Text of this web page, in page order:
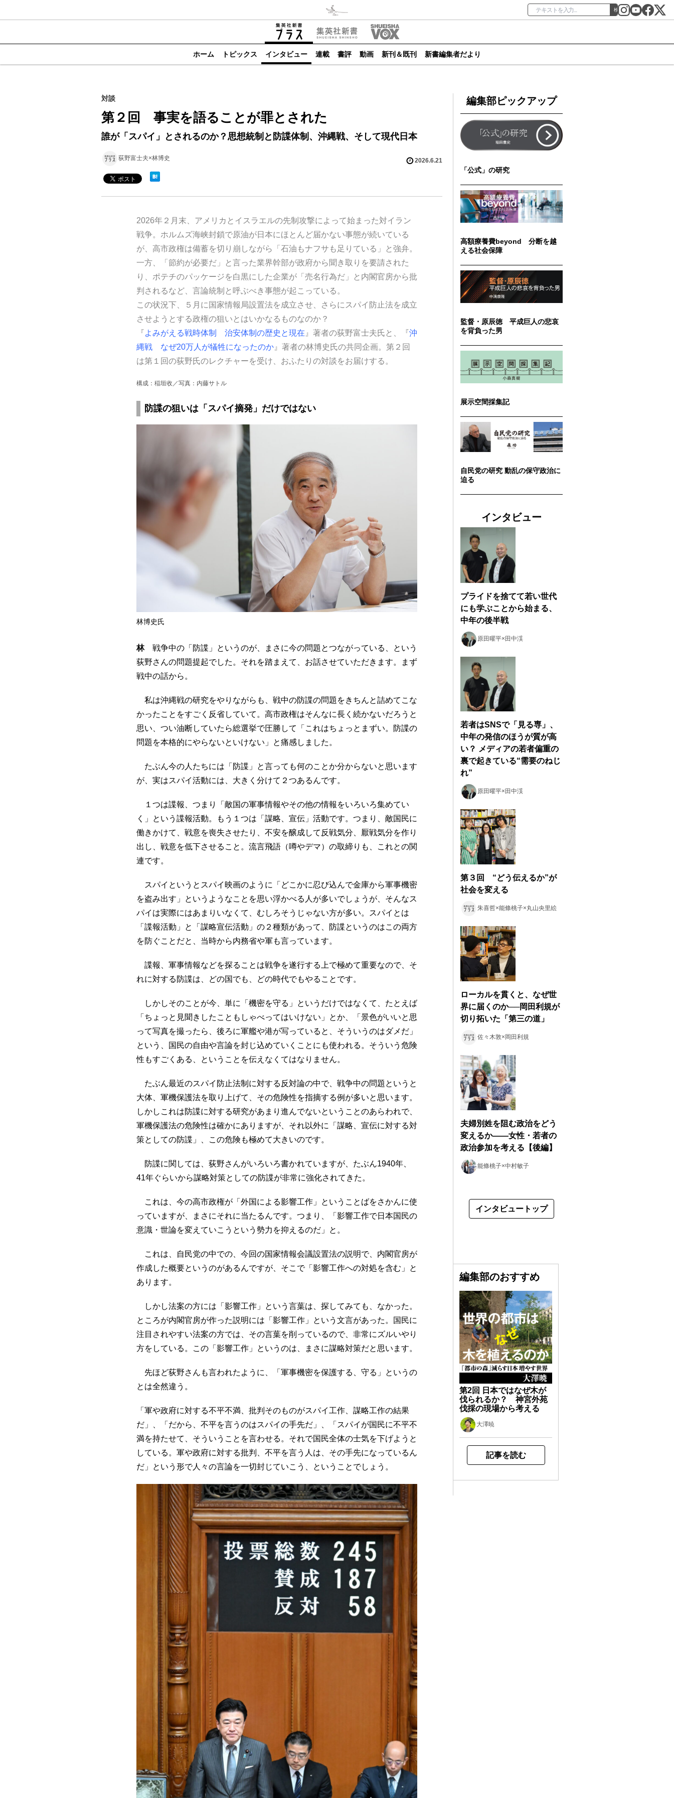
検索
ホーム トピックス インタビュー 連載 書評 動画 新刊＆既刊 新書編集者だより
対談
第２回 事実を語ることが罪とされた
誰が「スパイ」とされるのか？思想統制と防諜体制、沖縄戦、そして現代日本
荻野富士夫×林博史 2026.6.21
2026年２月末、アメリカとイスラエルの先制攻撃によって始まった対イラン
戦争。ホルムズ海峡封鎖で原油が日本にほとんど届かない事態が続いている
が、高市政権は備蓄を切り崩しながら「石油もナフサも足りている」と強弁。
一方、「節約が必要だ」と言った業界幹部が政府から聞き取りを要請された
り、ポテチのパッケージを白黒にした企業が「売名行為だ」と内閣官房から批
判されるなど、言論統制と呼ぶべき事態が起こっている。
この状況下、５月に国家情報局設置法を成立させ、さらにスパイ防止法を成立
させようとする政権の狙いとはいかなるものなのか？
『 よみがえる戦時体制 治安体制の歴史と現在 』著者の荻野富士夫氏と、『沖
縄戦 なぜ20万人が犠牲になったのか 』著者の林博史氏の共同企画。第２回
は第１回の荻野氏のレクチャーを受け、おふたりの対談をお届けする。
構成：稲垣收／写真：内藤サトル
防諜の狙いは「スパイ摘発」だけではない
林博史氏
林戦争中の「防諜」というのが、まさに今の問題とつながっている、という
荻野さんの問題提起でした。それを踏まえて、お話させていただきます。まず
戦中の話から。
私は沖縄戦の研究をやりながらも、戦中の防諜の問題をきちんと詰めてこな
かったことをすごく反省していて。高市政権はそんなに長く続かないだろうと
思い、つい油断していたら総選挙で圧勝して「これはちょっとまずい。防諜の
問題を本格的にやらないといけない」と痛感しました。
たぶん今の人たちには「防諜」と言っても何のことか分からないと思います
が、実はスパイ活動には、大きく分けて２つあるんです。
１つは諜報、つまり「敵国の軍事情報やその他の情報をいろいろ集めてい
く」という諜報活動。もう１つは「謀略、宣伝」活動です。つまり、敵国民に
働きかけて、戦意を喪失させたり、不安を醸成して反戦気分、厭戦気分を作り
出し、戦意を低下させること。流言飛語（噂やデマ）の取締りも、これとの関
連です。
スパイというとスパイ映画のように「どこかに忍び込んで金庫から軍事機密
を盗み出す」というようなことを思い浮かべる人が多いでしょうが、そんなス
パイは実際にはあまりいなくて、むしろそうじゃない方が多い。スパイとは
「諜報活動」と「謀略宣伝活動」の２種類があって、防諜というのはこの両方
を防ぐことだと、当時から内務省や軍も言っています。
諜報、軍事情報などを探ることは戦争を遂行する上で極めて重要なので、そ
れに対する防諜は、どの国でも、どの時代でもやることです。
しかしそのことが今、単に「機密を守る」というだけではなくて、たとえば
「ちょっと見聞きしたこともしゃべってはいけない」とか、「景色がいいと思
って写真を撮ったら、後ろに軍艦や港が写っていると、そういうのはダメだ」
という、国民の自由や言論を封じ込めていくことにも使われる。そういう危険
性もすごくある、ということを伝えなくてはなりません。
たぶん最近のスパイ防止法制に対する反対論の中で、戦争中の問題というと
大体、軍機保護法を取り上げて、その危険性を指摘する例が多いと思います。
しかしこれは防諜に対する研究があまり進んでないということのあらわれで、
軍機保護法の危険性は確かにありますが、それ以外に「謀略、宣伝に対する対
策としての防諜」、この危険も極めて大きいのです。
防諜に関しては、荻野さんがいろいろ書かれていますが、たぶん1940年、
41年ぐらいから謀略対策としての防諜が非常に強化されてきた。
これは、今の高市政権が「外国による影響工作」ということばをさかんに使
っていますが、まさにそれに当たるんです。つまり、「影響工作で日本国民の
意識・世論を変えていこうという勢力を抑えるのだ」と。
これは、自民党の中での、今回の国家情報会議設置法の説明で、内閣官房が
作成した概要というのがあるんですが、そこで「影響工作への対処を含む」と
あります。
しかし法案の方には「影響工作」という言葉は、探してみても、なかった。
ところが内閣官房が作った説明には「影響工作」という文言があった。国民に
注目されやすい法案の方では、その言葉を削っているので、非常にズルいやり
方をしている。この「影響工作」というのは、まさに謀略対策だと思います。
先ほど荻野さんも言われたように、「軍事機密を保護する、守る」というの
とは全然違う。
「軍や政府に対する不平不満、批判そのものがスパイ工作、謀略工作の結果
だ」、「だから、不平を言うのはスパイの手先だ」、「スパイが国民に不平不
満を持たせて、そういうことを言わせる。それで国民全体の士気を下げようと
している。軍や政府に対する批判、不平を言う人は、その手先になっているん
だ」という形で人々の言論を一切封じていこう、ということでしょう。
編集部ピックアップ
「公式」の研究
高額療養費beyond 分断を越
える社会保障
監督・原辰徳 平成巨人の悲哀
を背負った男
展示空間採集記
自民党の研究 動乱の保守政治に
迫る
インタビュー
プライドを捨てて若い世代
にも学ぶことから始まる、
中年の後半戦
原田曜平×田中渓
若者はSNSで「見る専」、
中年の発信のほうが質が高
い？ メディアの若者偏重の
裏で起きている“需要のねじ
れ”
原田曜平×田中渓
第３回 “どう伝えるか”が
社会を変える
朱喜哲×能條桃子×丸山央里絵
ローカルを貫くと、なぜ世
界に届くのか──岡田利規が
切り拓いた「第三の道」
佐々木敦×岡田利規
夫婦別姓を阻む政治をどう
変えるか――女性・若者の
政治参加を考える【後編】
能條桃子×中村敏子
インタビュートップ
編集部のおすすめ
第2回 日本ではなぜ木が
伐られるか？ 神宮外苑
伐採の現場から考える
大澤暁
記事を読む